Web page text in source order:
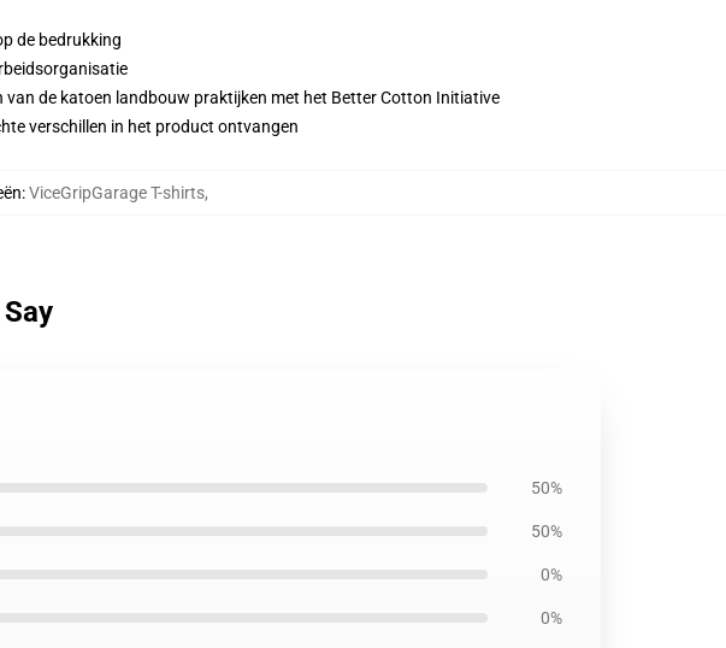
de bedrukking
de katoen landbouw praktijken met het Better Cotton Initiative
verschillen in het product ontvangen
:ViceGripGarage T-shirts,
50%
50%
0%
0%